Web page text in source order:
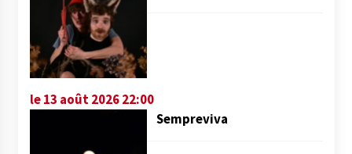
le 13 août 2026 22:00
Sempreviva